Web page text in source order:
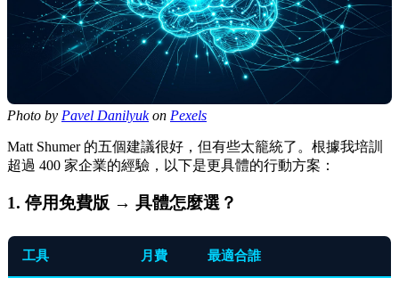
Photo by Pavel Danilyukon Pexels
Matt Shumer 的五個建議很好，但有些太籠統了。根據我培訓
超過 400 家企業的經驗，以下是更具體的行動方案：
1. 停用免費版 → 具體怎麼選？
工具 月費 最適合誰